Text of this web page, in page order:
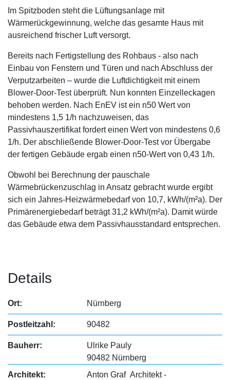
Im Spitzboden steht die Lüftungsanlage mit
Wärmerückgewinnung, welche das gesamte Haus mit
ausreichend frischer Luft versorgt.
Bereits nach Fertigstellung des Rohbaus - also nach
Einbau von Fenstern und Türen und nach Abschluss der
Verputzarbeiten – wurde die Luftdichtigkeit mit einem
Blower-Door-Test überprüft. Nun konnten Einzelleckagen
behoben werden. Nach EnEV ist ein n50 Wert von
mindestens 1,5 1/h nachzuweisen, das
Passivhauszertifikat fordert einen Wert von mindestens 0,6
1/h. Der abschließende Blower-Door-Test vor Übergabe
der fertigen Gebäude ergab einen n50-Wert von 0,43 1/h.
Obwohl bei Berechnung der pauschale
Wärmebrückenzuschlag in Ansatz gebracht wurde ergibt
sich ein Jahres-Heizwärmebedarf von 10,7, kWh/(m²a). Der
Primärenergiebedarf beträgt 31,2 kWh/(m²a). Damit würde
das Gebäude etwa dem Passivhausstandard entsprechen.
Details
Ort: Nürnberg
Postleitzahl: 90482
Bauherr:
Ulrike Pauly
90482 Nürnberg
Architekt:
Anton Graf Architekt -